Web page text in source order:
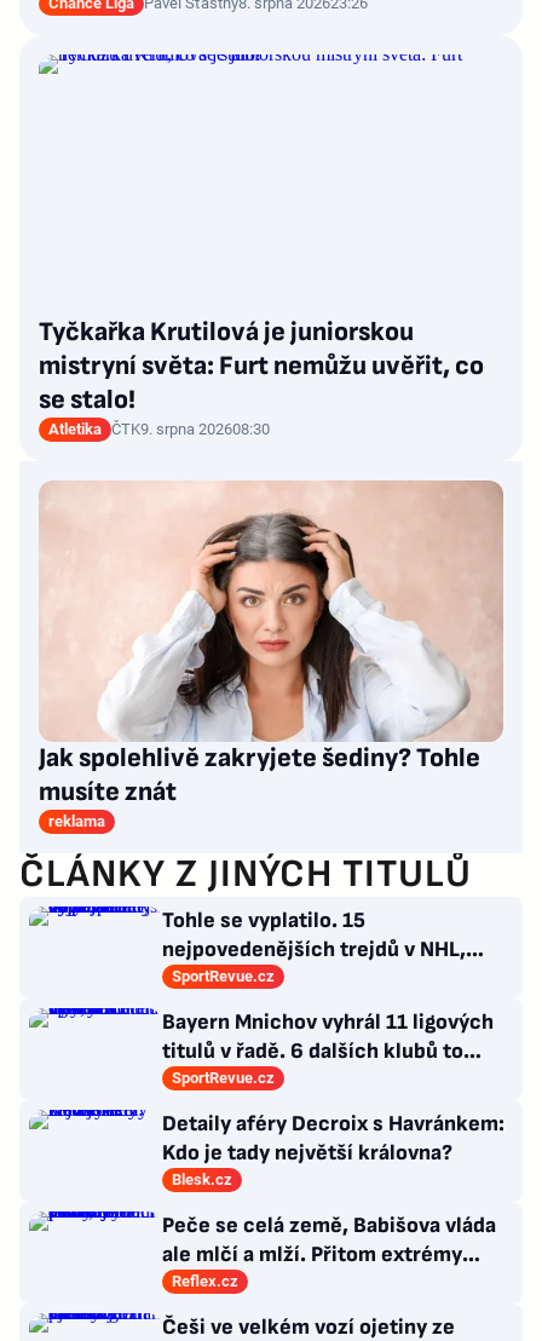
Tyčkařka Krutilová je juniorskou
mistryní světa: Furt nemůžu uvěřit, co
se stalo!
Atletika ČTK9. srpna 202608:30
Jak spolehlivě zakryjete šediny? Tohle
musíte znát
reklama
ČLÁNKY Z JINÝCH TITULŮ
Tohle se vyplatilo. 15
nejpovedenějších trejdů v NHL,
které byly upečeny na poslední
SportRevue.cz
Bayern Mnichov vyhrál 11 ligových
titulů v řadě. 6 dalších klubů to
zvládlo také, některé i víckrát
SportRevue.cz
Detaily aféry Decroix s Havránkem:
Kdo je tady největší královna?
Blesk.cz
Peče se celá země, Babišova vláda
ale mlčí a mlží. Přitom extrémy
počasí jsou trvalými problémy
Česka
Reflex.cz
Češi ve velkém vozí ojetiny ze